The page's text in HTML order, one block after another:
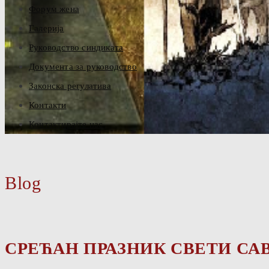
Форум жена
Галерија
Руководство синдиката
Документа за руководство
Законска регулатива
Контакти
Контактирајте нас
Blog
СРЕЋАН ПРАЗНИК СВЕТИ